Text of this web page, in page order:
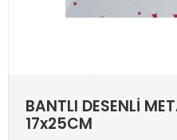
BANTLI DESENLİ
17x25CM